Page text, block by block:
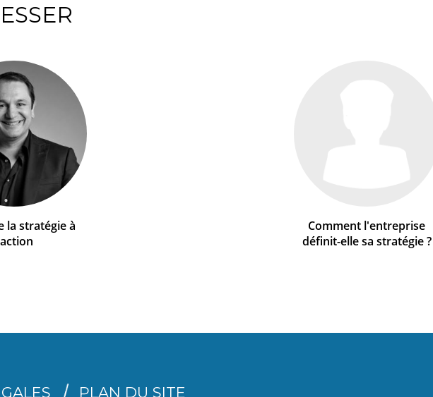
la stratégie à
Comment l'entreprise
définit-elle sa stratégie ?
PLAN DU SITE